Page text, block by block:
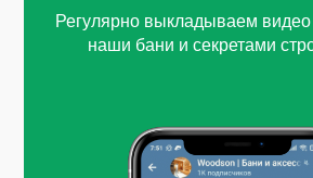
Регулярно выкладываем
наши бани и секретами